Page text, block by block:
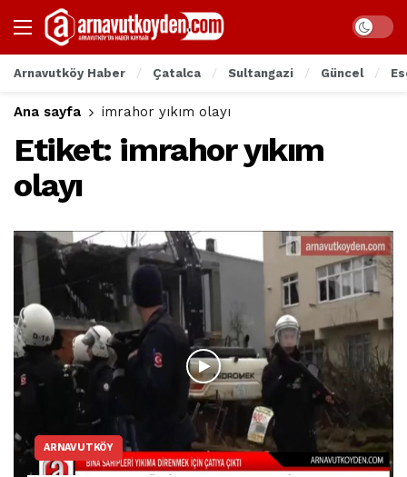
Arnavutköy Haber Çatalca Sultangazi Güncel
Ana sayfa imrahor yıkım olayı
Etiket: imrahor yıkım
olayı
ARNAVUTKÖY